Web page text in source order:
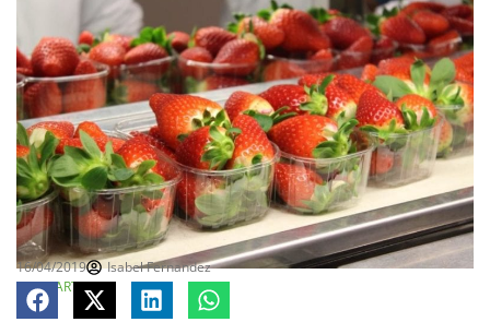
16/04/2019
Isabel Fernandez
COMPARTE